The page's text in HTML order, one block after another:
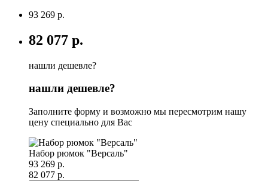
93 269 р.
82 077 р.
нашли дешевле?
нашли дешевле?
Заполните форму и возможно мы пересмотрим нашу
цену специально для Вас
Набор рюмок "Версаль"
93 269 р.
82 077 р.